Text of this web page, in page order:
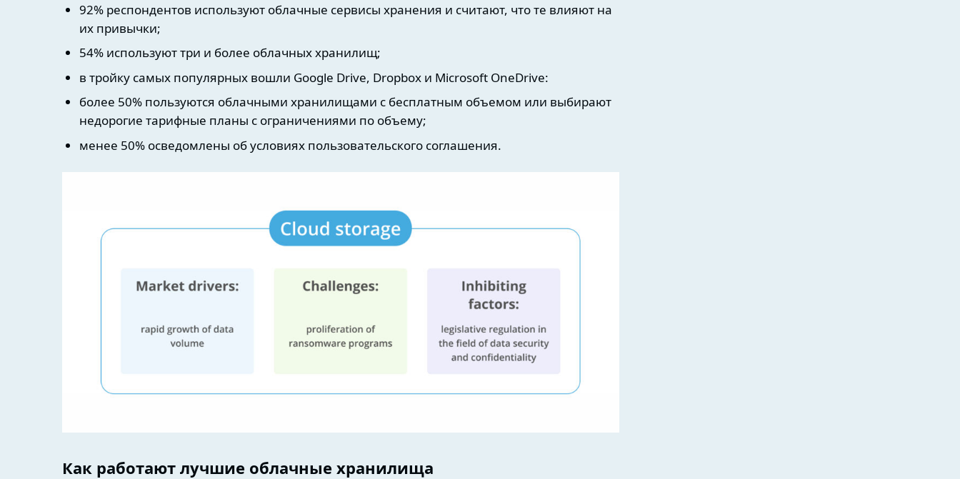
92% респондентов используют облачные сервисы хранения и считают, что те влияют на
их привычки;
54% используют три и более облачных хранилищ;
в тройку самых популярных вошли Google Drive, Dropbox и Microsoft OneDrive:
более 50% пользуются облачными хранилищами с бесплатным объемом или выбирают
недорогие тарифные планы с ограничениями по объему;
менее 50% осведомлены об условиях пользовательского соглашения.
Как работают лучшие облачные хранилища